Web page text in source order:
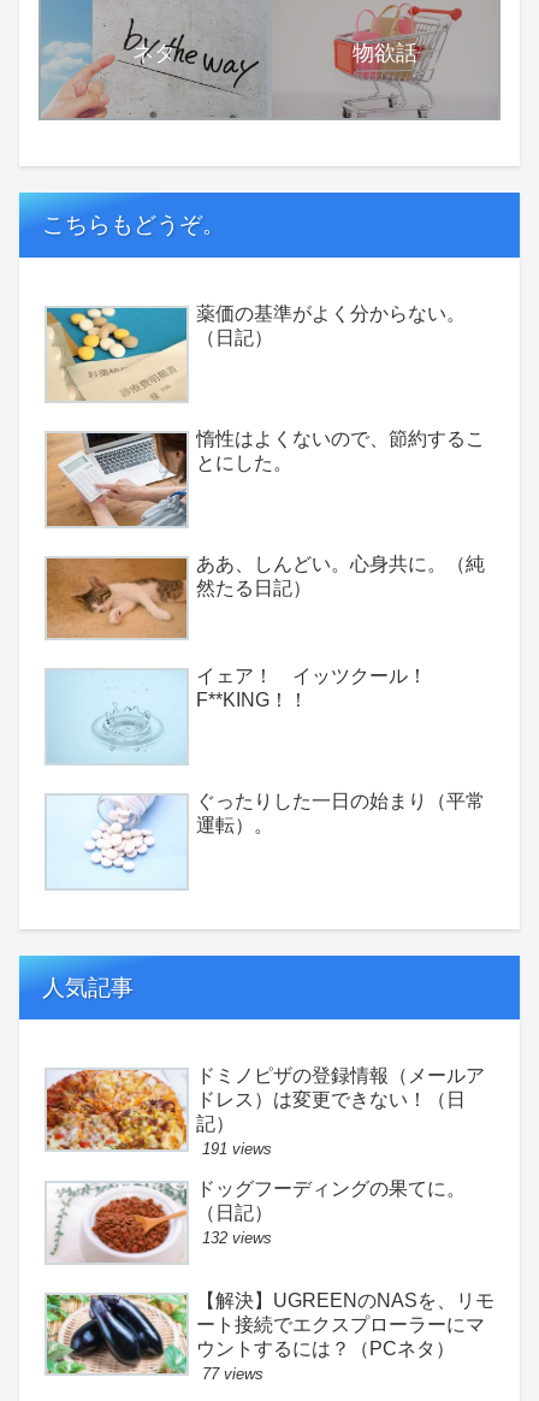
ネタ 物欲話
こちらもどうぞ。
薬価の基準がよく分からない。
（日記）
惰性はよくないので、節約するこ
とにした。
ああ、しんどい。心身共に。（純
然たる日記）
イェア！ イッツクール！
F**KING！！
ぐったりした一日の始まり（平常
運転）。
人気記事
ドミノピザの登録情報（メールア
ドレス）は変更できない！（日
記）
191 views
ドッグフーディングの果てに。
（日記）
132 views
【解決】UGREENのNASを、リモ
ート接続でエクスプローラーにマ
ウントするには？（PCネタ）
77 views